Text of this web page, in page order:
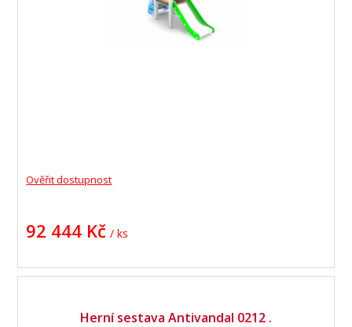
Ověřit dostupnost
92 444 Kč / ks
Herní sestava Antivandal 0212 .